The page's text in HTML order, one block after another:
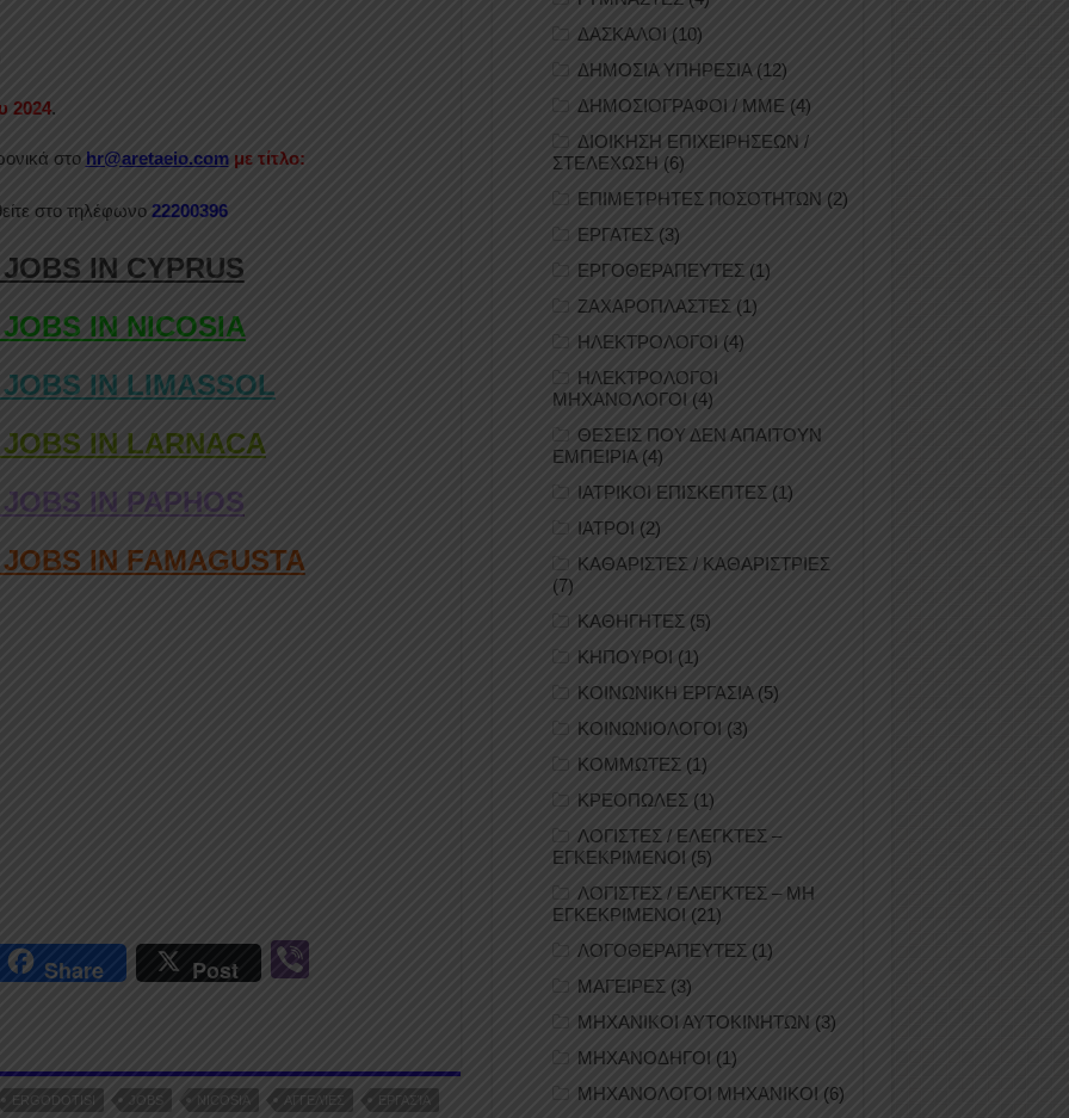
2024.
στο hr@aretaeio.com με τίτλο:
στο τηλέφωνο 22200396
IN CYPRUS
IN NICOSIA
IN LIMASSOL
IN LARNACA
IN PAPHOS
IN FAMAGUSTA
Share Post
ERGODOTISI JOBS NICOSIA ΑΓΓΕΛΊΕΣ
ΕΡΓΑΣΊΑ
ΔΑΣΚΑΛΟΙ (10)
ΔΗΜΟΣΙΑ ΥΠΗΡΕΣΙΑ (12)
ΔΗΜΟΣΙΟΓΡΑΦΟΙ / ΜΜΕ (4)
ΔΙΟΙΚΗΣΗ ΕΠΙΧΕΙΡΗΣΕΩΝ /
ΣΤΕΛΕΧΩΣΗ (6)
ΕΠΙΜΕΤΡΗΤΕΣ ΠΟΣΟΤΗΤΩΝ (2)
ΕΡΓΑΤΕΣ (3)
ΕΡΓΟΘΕΡΑΠΕΥΤΕΣ (1)
ΖΑΧΑΡΟΠΛΑΣΤΕΣ (1)
ΗΛΕΚΤΡΟΛΟΓΟΙ (4)
ΗΛΕΚΤΡΟΛΟΓΟΙ
ΜΗΧΑΝΟΛΟΓΟΙ (4)
ΘΕΣΕΙΣ ΠΟΥ ΔΕΝ ΑΠΑΙΤΟΥΝ
ΕΜΠΕΙΡΙΑ(4)
ΙΑΤΡΙΚΟΙ ΕΠΙΣΚΕΠΤΕΣ (1)
ΙΑΤΡΟΙ (2)
ΚΑΘΑΡΙΣΤΕΣ / ΚΑΘΑΡΙΣΤΡΙΕΣ
(7)
ΚΑΘΗΓΗΤΕΣ (5)
ΚΗΠΟΥΡΟΙ (1)
ΚΟΙΝΩΝΙΚΗ ΕΡΓΑΣΙΑ(5)
ΚΟΙΝΩΝΙΟΛΟΓΟΙ (3)
ΚΟΜΜΩΤΕΣ (1)
ΚΡΕΟΠΩΛΕΣ (1)
ΛΟΓΙΣΤΕΣ / ΕΛΕΓΚΤΕΣ –
ΕΓΚΕΚΡΙΜΕΝΟΙ (5)
ΛΟΓΙΣΤΕΣ / ΕΛΕΓΚΤΕΣ – ΜΗ
ΕΓΚΕΚΡΙΜΕΝΟΙ (21)
ΛΟΓΟΘΕΡΑΠΕΥΤΕΣ (1)
ΜΑΓΕΙΡΕΣ (3)
ΜΗΧΑΝΙΚΟΙ ΑΥΤΟΚΙΝΗΤΩΝ (3)
ΜΗΧΑΝΟΔΗΓΟΙ (1)
ΜΗΧΑΝΟΛΟΓΟΙ ΜΗΧΑΝΙΚΟΙ (6)